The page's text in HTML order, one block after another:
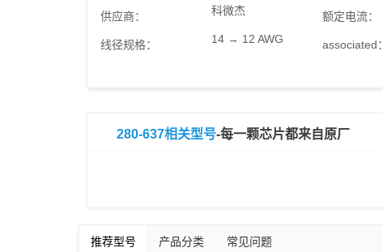
供应商： 科微杰 额定电流：
线径规格： 14 → 12 AWG associated：
280-637相关型号-每一颗芯片都来自原厂
推荐型号 产品分类 常见问题